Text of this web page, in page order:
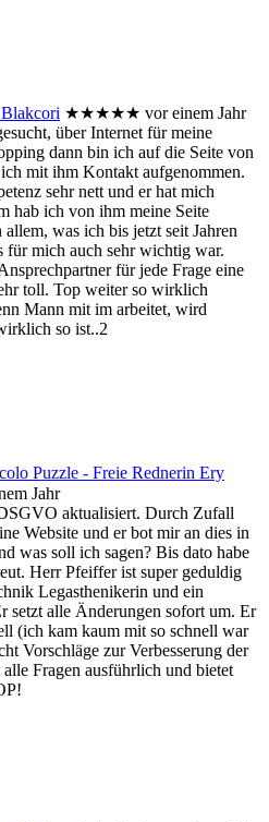
★★★★★ vor einem Jahr
über Internet für meine
dann bin ich auf die Seite von
mit ihm Kontakt aufgenommen.
sehr nett und er hat mich
hab ich von ihm meine Seite
was ich bis jetzt seit Jahren
für mich auch sehr wichtig war.
für jede Frage eine
toll. Top weiter so wirklich
Mann mit im arbeitet, wird
so ist..2
Puzzle - Freie Rednerin Ery
Jahr
aktualisiert. Durch Zufall
Website und er bot mir an dies in
was soll ich sagen? Bis dato habe
Herr Pfeiffer ist super geduldig
Legasthenikerin und ein
setzt alle Änderungen sofort um. Er
(ich kam kaum mit so schnell war
Vorschläge zur Verbesserung der
Fragen ausführlich und bietet